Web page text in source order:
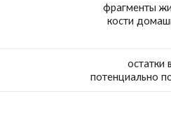
фрагменты
кости
остатки
потенциально